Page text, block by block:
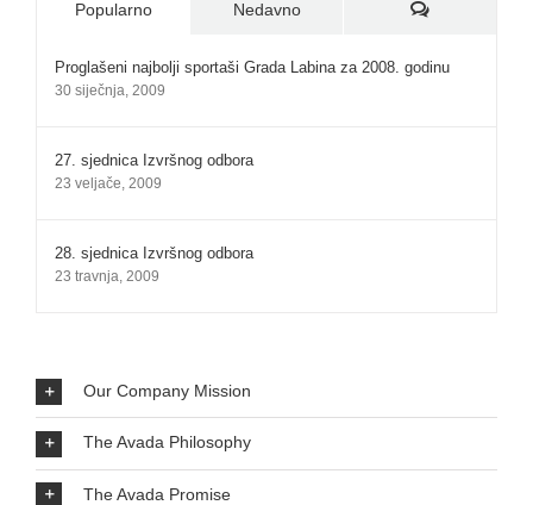
Popularno Nedavno Komentari:
Proglašeni najbolji sportaši Grada Labina za 2008. godinu
30 siječnja, 2009
27. sjednica Izvršnog odbora
23 veljače, 2009
28. sjednica Izvršnog odbora
23 travnja, 2009
Our Company Mission
The Avada Philosophy
The Avada Promise